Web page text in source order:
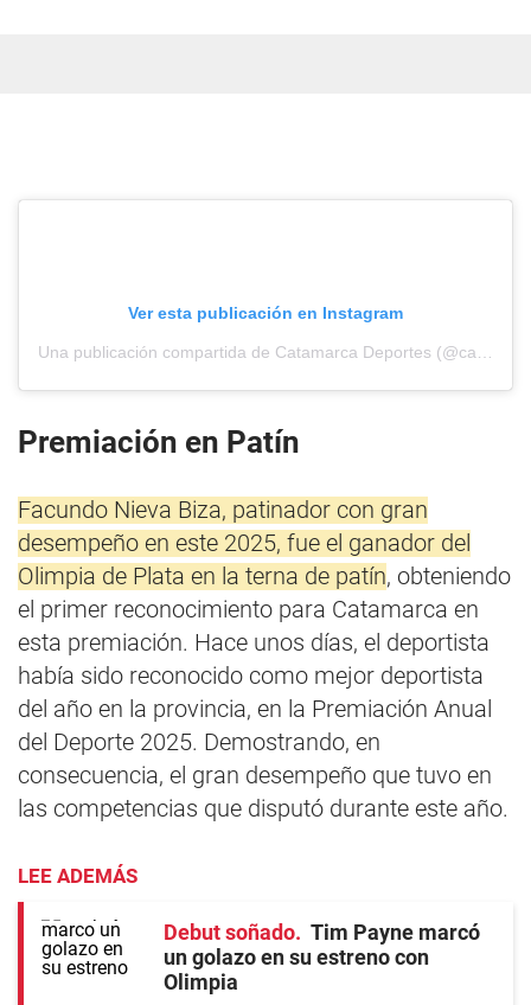
Ver esta publicación en Instagram
Premiación en Patín
Facundo Nieva Biza, patinador con gran
desempeño en este 2025, fue el ganador del
Olimpia de Plata en la terna de patín, obteniendo
el primer reconocimiento para Catamarca en
esta premiación. Hace unos días, el deportista
había sido reconocido como mejor deportista
del año en la provincia, en la Premiación Anual
del Deporte 2025. Demostrando, en
consecuencia, el gran desempeño que tuvo en
las competencias que disputó durante este año.
LEE ADEMÁS
Debut soñado
Tim Payne marcó
un golazo en su estreno con
Olimpia